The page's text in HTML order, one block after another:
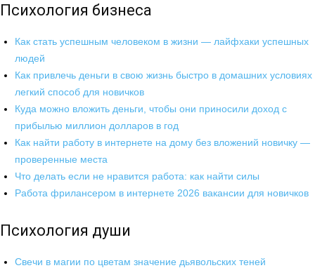
Психология бизнеса
Как стать успешным человеком в жизни — лайфхаки успешных
людей
Как привлечь деньги в свою жизнь быстро в домашних условиях
легкий способ для новичков
Куда можно вложить деньги, чтобы они приносили доход с
прибылью миллион долларов в год
Как найти работу в интернете на дому без вложений новичку —
проверенные места
Что делать если не нравится работа: как найти силы
Работа фрилансером в интернете 2026 вакансии для новичков
Психология души
Свечи в магии по цветам значение дьявольских теней